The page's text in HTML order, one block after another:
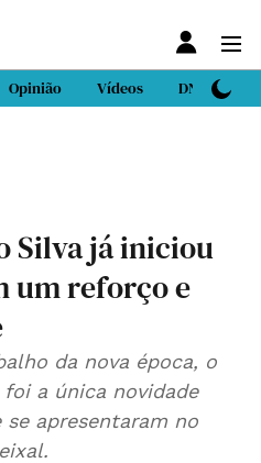
Opinião Vídeos DN Sport
Silva já iniciou
um reforço e
da nova época, o
a única novidade
apresentaram no